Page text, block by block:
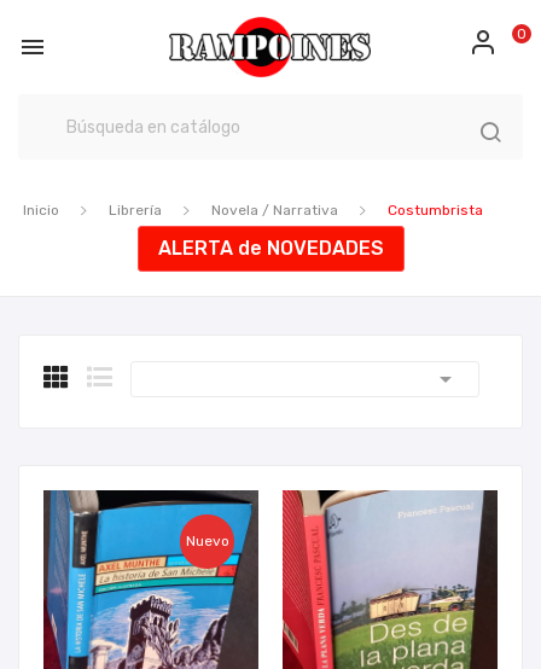
 0
Inicio Librería Novela / Narrativa Costumbrista
ALERTA de NOVEDADES

Nuevo